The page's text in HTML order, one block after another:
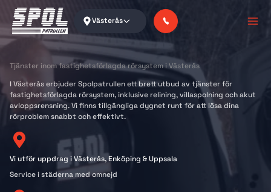
content
Västerås
Tjänster inom fastighetsförlagda rörsystem i Västerås
I Västerås erbjuder Spolpatrullen ett brett utbud av tjänster för
fastighetsförlagda rörsystem, inklusive relining, villaspolning och akut
avloppsrensning. Vi finns tillgängliga dygnet runt för att lösa dina
rörproblem snabbt och effektivt.
Vi utför uppdrag i Västerås, Enköping & Uppsala
Service i städerna med omnejd